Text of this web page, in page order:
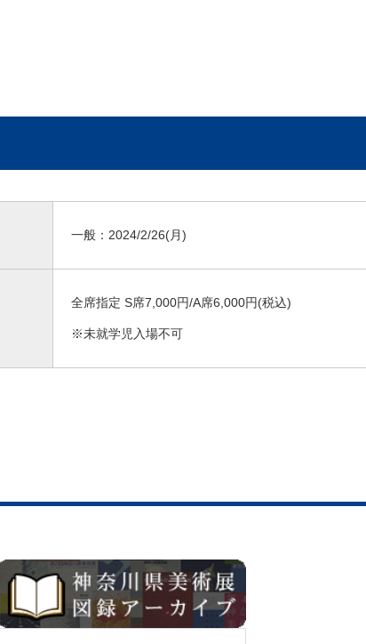
一般： 2024/2/26(月)
全席指定 S席7,000円/A席6,000円(税込)
※未就学児入場不可